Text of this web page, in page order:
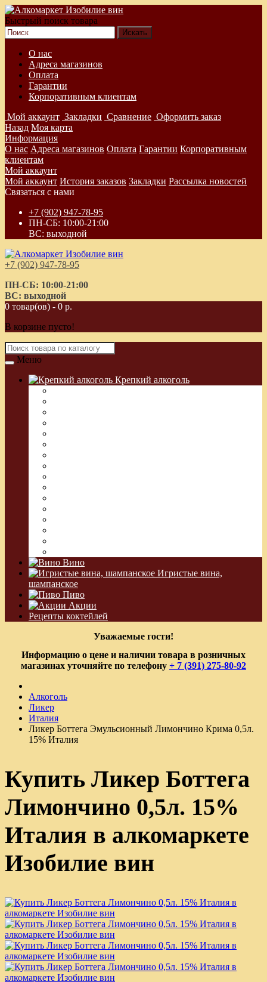
Быстрый поиск товара
О нас
Адреса магазинов
Оплата
Гарантии
Корпоративным клиентам
Мой аккаунт Закладки Сравнение Оформить заказ
Назад Моя карта
Информация
О нас Адреса магазинов Оплата Гарантии Корпоративным
клиентам
Мой аккаунт
Мой аккаунт История заказов Закладки Рассылка новостей
Связаться с нами
+7 (902) 947-78-95
ПН-СБ: 10:00-21:00
ВС: выходной
+7 (902) 947-78-95
ПН-СБ: 10:00-21:00
ВС: выходной
0 товар(ов) - 0 р.
В корзине пусто!
Меню
Крепкий алкоголь
Вино
Игристые вина,
шампанское
Пиво
Акции
Рецепты коктейлей
Уважаемые гости!
Информацию о цене и наличии товара в розничных
магазинах уточняйте по телефону + 7 (391) 275-80-92
Алкоголь
Ликер
Италия
Ликер Боттега Эмульсионный Лимончино Крима 0,5л.
15% Италия
Купить Ликер Боттега
Лимончино 0,5л. 15%
Италия в алкомаркете
Изобилие вин